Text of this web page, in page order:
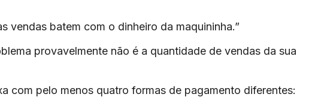
vendas batem com o dinheiro da maquininha.”
provavelmente não é a quantidade de vendas da sua
com pelo menos quatro formas de pagamento diferentes: